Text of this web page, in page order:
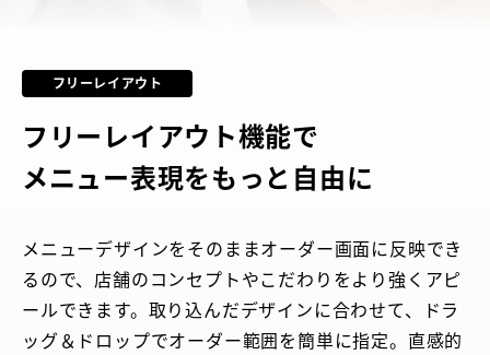
フリーレイアウト
フリーレイアウト機能で
メニュー表現をもっと自由に
メニューデザインをそのままオーダー画面に反映でき
るので、店舗のコンセプトやこだわりをより強くアピ
ールできます。取り込んだデザインに合わせて、ドラ
ッグ＆ドロップでオーダー範囲を簡単に指定。直感的